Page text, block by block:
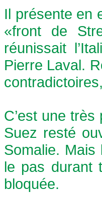
Il présente en
«front de
réunissait
Pierre Laval.
C’est une
Suez resté
Somalie.
le pas durant
bloquée.